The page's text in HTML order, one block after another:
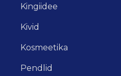
Kingiidee
Kivid
Kosmeetika
Pendlid